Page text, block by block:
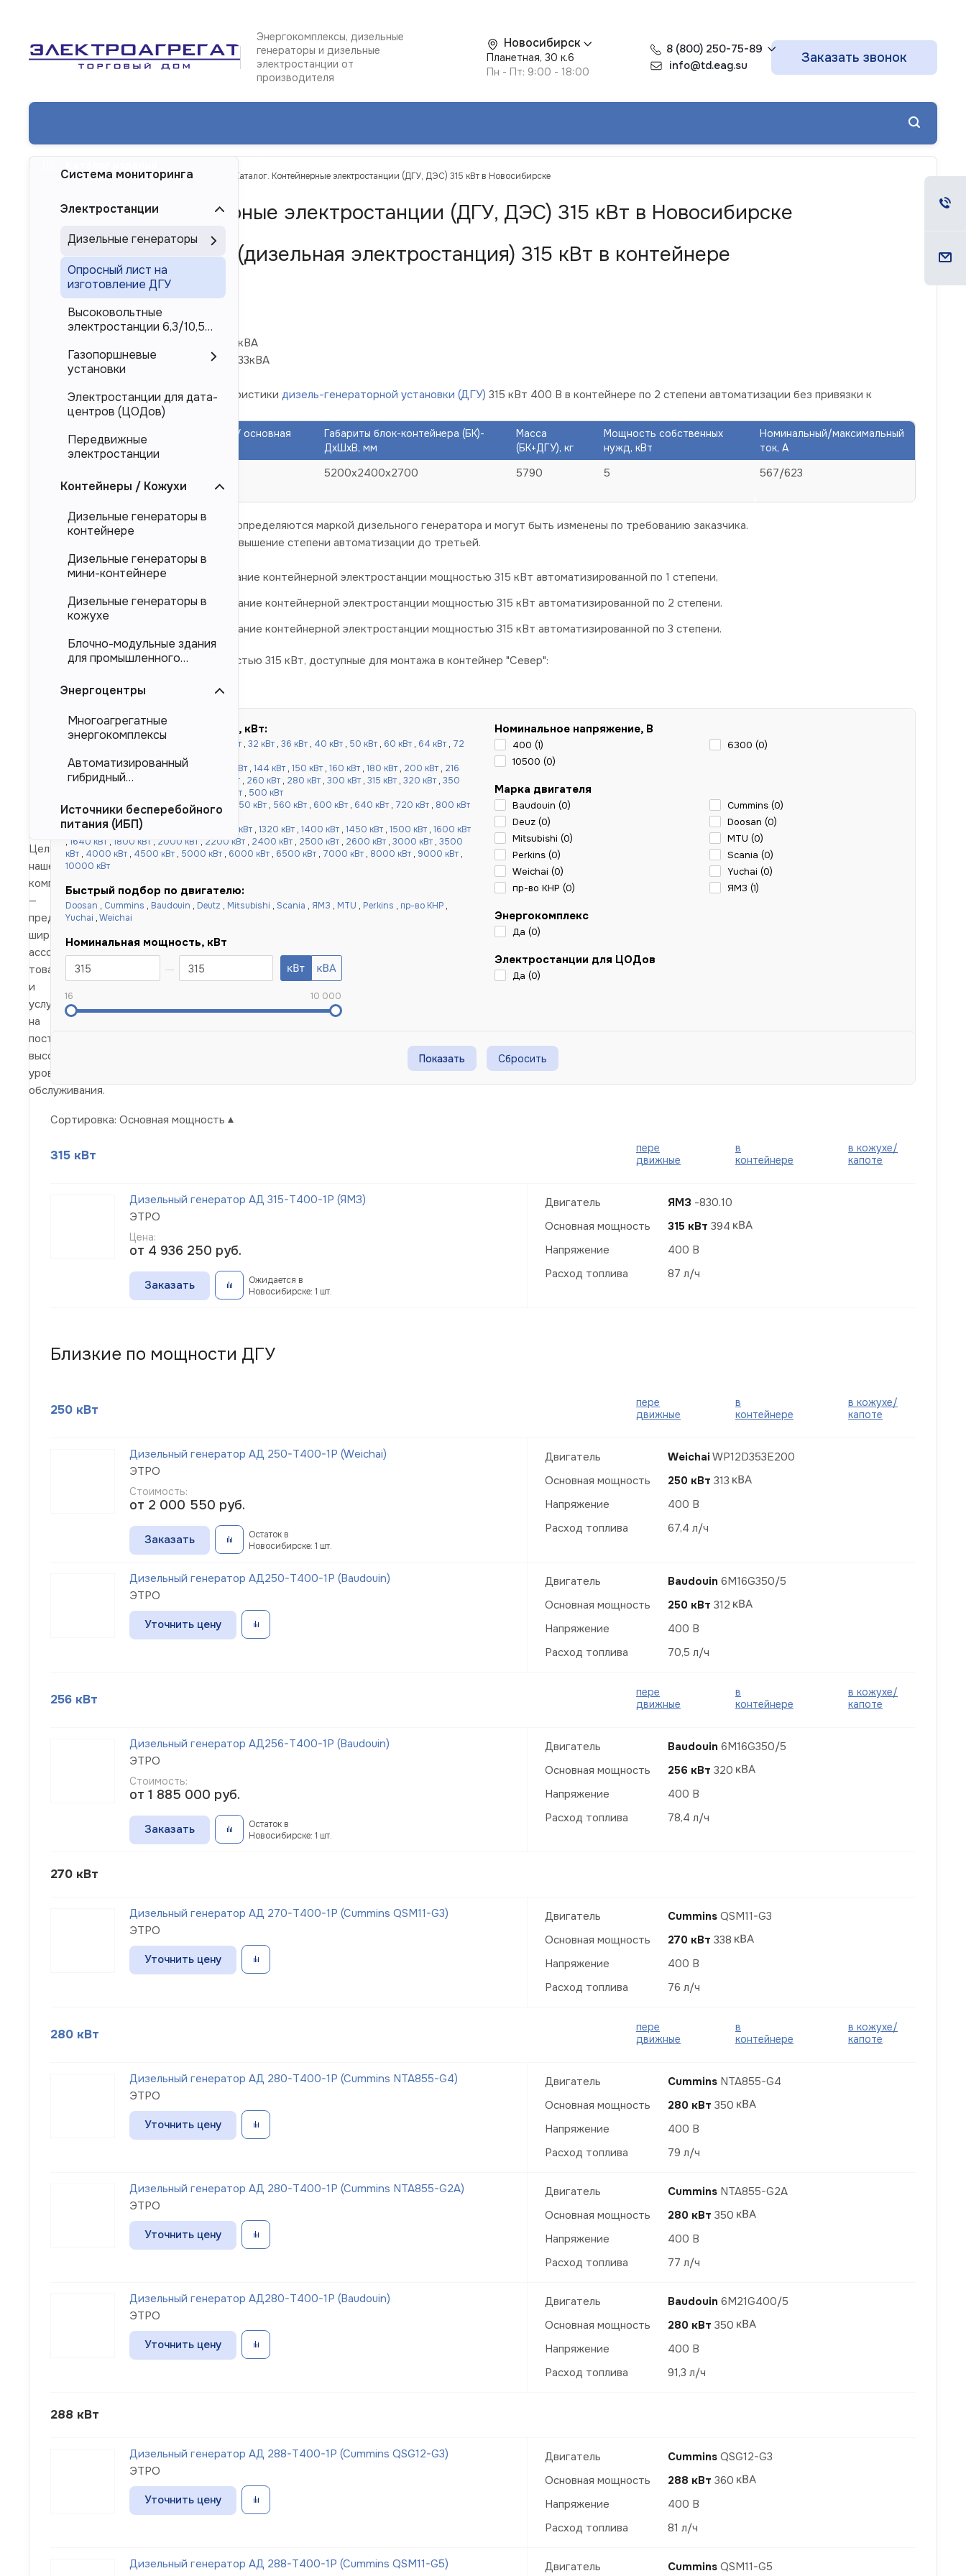
Энергокомплексы, дизельные
генераторы и дизельные
электростанции от
производителя
Новосибирск
Планетная, 30 к.6
Пн - Пт: 9:00 - 18:00
8 (800) 250-75-89
info@td.eag.su
Заказать звонок
ТД Электроагрегат Каталог изделий Каталог. Контейнерные электростанции (ДГУ, ДЭС) 315 кВт в Новосибирске
Каталог. Контейнерные электростанции (ДГУ, ДЭС) 315 кВт в Новосибирске
Дизель-генератор (дизельная электростанция) 315 кВт в контейнере
Торговая марка ЭТРО
Номинальное напряжение 0,4 кВ
Номинальная мощность 315кВт/394кВА
Максимальная мощность 346 кВт/433кВА
Усредненные технические характеристики дизель-генераторной установки (ДГУ) 315 кВт 400 В в контейнере по 2 степени автоматизации без привязки к
конкретной модели:
Наименование
изделия
Мощность ДГУ основная
Габариты блок-контейнера (БК)-
ДхШхВ, мм
Масса
(БК+ДГУ), кг
Мощность собственных
нужд, кВт
Номинальный/максимальный
ток, А
2РБК
5200х2400х2700 5790 5 567/623
* Габаритные размеры контейнера определяются маркой дизельного генератора и могут быть изменены по требованию заказчика.
Для ДГУ в контейнере возможно повышение степени автоматизации до третьей.
АД 315-Т400-1РБК
- наименование контейнерной электростанции мощностью 315 кВт автоматизированной по 1 степени,
АД 315-Т400-2РБК- наименование контейнерной электростанции мощностью 315 кВт автоматизированной по 2 степени.
- наименование контейнерной электростанции мощностью 315 кВт автоматизированной по 3 степени.
Дизельные электростанции мощностью 315 кВт, доступные для монтажа в контейнер "Север":
Быстрый подбор по мощности, кВт:
до 100 кВт: 30 кВт , 32 кВт , 36 кВт , 40 кВт , 50 кВт , 60 кВт , 64 кВт , 72
кВт
100 кВт
от 120 до 500 кВт:110 кВт,120 кВт 130 кВт , 144 кВт , 150 кВт , 160 кВт , 180 кВт , 200 кВт , 216
кВт,220 кВт,240 кВт 256 кВт , 260 кВт , 280 кВт , 300 кВт , 315 кВт , 320 кВт , 350
480 кВт , 500 кВт
от 520 до 1000 кВт:520 кВт,540 кВт 550 кВт , 560 кВт , 600 кВт , 640 кВт , 720 кВт , 800 кВт
,900 кВт,1000 кВт
более 1000 кВт: 1100 кВт 1200 кВт , 1320 кВт , 1400 кВт , 1450 кВт , 1500 кВт , 1600 кВт
, 1640 кВт , 1800 кВт , 2000 кВт , 2200 кВт , 2400 кВт , 2500 кВт , 2600 кВт , 3000 кВт , 3500
кВт , 4000 кВт , 4500 кВт , 5000 кВт , 6000 кВт , 6500 кВт , 7000 кВт , 8000 кВт , 9000 кВт ,
10000 кВт
Быстрый подбор по двигателю:
Doosan , Cummins , Baudouin , Deutz , Mitsubishi , Scania , ЯМЗ , MTU , Perkins , пр-во КНР ,
Yuchai ,Weichai
Номинальная мощность, кВт
16 10 000
Номинальное напряжение, В
400 (1) 6300 (0)
10500 (0)
Марка двигателя
Baudouin (0) Cummins (0)
Deuz (0) Doosan (0)
Mitsubishi (0) MTU (0)
Perkins (0) Scania (0)
Weichai (0) Yuchai (0)
пр-во КНР (0) ЯМЗ (1)
Энергокомплекс
Да (0)
Электростанции для ЦОДов
Да (0)
Сбросить
Сортировка: Основная мощность
315 кВт
пере
движные
в
контейнере
в кожухе/
капоте
Дизельный генератор АД 315-Т400-1Р (ЯМЗ)
ЭТРО
Цена:
от 4 936 250 руб.
Заказать
Ожидается в
Новосибирске: 1 шт.
Двигатель ЯМЗ -830.10
Основная мощность
315 кВт 394
Напряжение
400 В
Расход топлива
87 л/ч
Близкие по мощности ДГУ
250 кВт
пере
движные
в
контейнере
в кожухе/
капоте
Дизельный генератор АД 250-Т400-1Р (Weichai)
ЭТРО
Стоимость:
от 2 000 550 руб.
Заказать
Остаток в
Новосибирске: 1 шт.
Двигатель Weichai WP12D353E200
Основная мощность
250 кВт 313
Напряжение
400 В
Расход топлива
67,4 л/ч
Дизельный генератор АД250-Т400-1Р (Baudouin)
ЭТРО
Уточнить цену
Двигатель Baudouin 6M16G350/5
Основная мощность
250 кВт 312
Напряжение
400 В
Расход топлива
70,5 л/ч
256 кВт
пере
движные
в
контейнере
в кожухе/
капоте
Дизельный генератор АД256-Т400-1Р (Baudouin)
ЭТРО
Стоимость:
от 1 885 000 руб.
Заказать
Остаток в
Новосибирске: 1 шт.
Двигатель Baudouin 6M16G350/5
Основная мощность
256 кВт 320
Напряжение
400 В
Расход топлива
78,4 л/ч
270 кВт
Дизельный генератор АД 270-Т400-1Р (Cummins QSM11-G3)
ЭТРО
Уточнить цену
Двигатель Cummins QSM11-G3
Основная мощность
270 кВт 338
Напряжение
400 В
Расход топлива
76 л/ч
280 кВт
пере
движные
в
контейнере
в кожухе/
капоте
Дизельный генератор АД 280-Т400-1Р (Cummins NTA855-G4)
ЭТРО
Уточнить цену
Двигатель Cummins NTA855-G4
Основная мощность
280 кВт 350
Напряжение
400 В
Расход топлива
79 л/ч
Дизельный генератор АД 280-Т400-1Р (Cummins NTA855-G2A)
ЭТРО
Уточнить цену
Двигатель Cummins NTA855-G2A
Основная мощность
280 кВт 350
Напряжение
400 В
Расход топлива
77 л/ч
Дизельный генератор АД280-Т400-1Р (Baudouin)
ЭТРО
Уточнить цену
Двигатель Baudouin 6M21G400/5
Основная мощность
280 кВт 350
Напряжение
400 В
Расход топлива
91,3 л/ч
288 кВт
Дизельный генератор АД 288-Т400-1Р (Cummins QSG12-G3)
ЭТРО
Уточнить цену
Двигатель Cummins QSG12-G3
Основная мощность
288 кВт 360
Напряжение
400 В
Расход топлива
81 л/ч
Дизельный генератор АД 288-Т400-1Р (Cummins QSM11-G5)
Двигатель Cummins QSM11-G5
Система мониторинга
Электростанции
Дизельные генераторы
Опросный лист на
изготовление ДГУ
Высоковольтные
электростанции 6,3/10,5
Газопоршневые
установки
Электростанции для дата-
центров (ЦОДов)
Передвижные
электростанции
Контейнеры / Кожухи
Дизельные генераторы в
контейнере
Дизельные генераторы в
мини-контейнере
Дизельные генераторы в
кожухе
Блочно-модульные здания
для промышленного
оборудования (БМЗ)
Энергоцентры
Многоагрегатные
энергокомплексы
Автоматизированный
гибридный
Источники бесперебойного
питания (ИБП)
Цель
нашей
компании
—
предложение
широкого
ассортимента
товаров
и
услуг
на
постоянно
высоком
уровне
обслуживания.